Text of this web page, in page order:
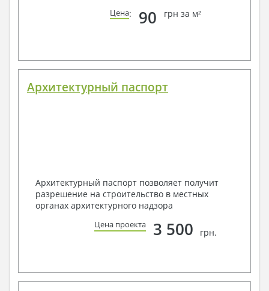
Цена: 90 грн за м²
Архитектурный паспорт
Архитектурный паспорт позволяет получит
разрешение на строительство в местных
органах архитектурного надзора
Цена проекта 3 500 грн.